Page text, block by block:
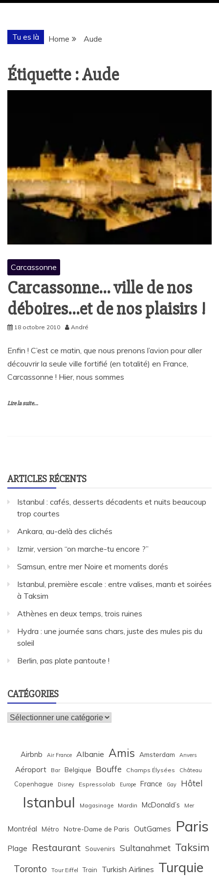
Tu es là Home Aude
Étiquette :Aude
Carcassonne
Carcassonne… ville de nos
déboires…et de nos plaisirs !
18 octobre 2010 André
Enfin ! C’est ce matin, que nous prenons l’avion pour aller
découvrir la seule ville fortifié (en totalité) en France,
Carcassonne ! Hier, nous sommes
Lire la suite...
ARTICLES RÉCENTS
Istanbul : cafés, desserts décadents et nuits beaucoup
trop courtes
Ankara, au-delà des clichés
Izmir, version “on marche-tu encore ?”
Samsun, entre mer Noire et moments dorés
Istanbul, première escale : entre valises, mantı et soirées
à Taksim
Athènes en deux temps, trois ruines
Hydra : une journée sans chars, juste des mules pis du
soleil
Berlin, pas plate pantoute !
CATÉGORIES
Catégories
Airbnb Air France Albanie Amis Amsterdam Anvers
Aéroport Bar Belgique Bouffe Champs Élysées Château
Copenhague Disney Espressolab Europe France Gay Hôtel
Istanbul Magasinage Mardin McDonald’s Mer
Montréal Métro Notre-Dame de Paris OutGames Paris
Plage Restaurant Souvenirs Sultanahmet Taksim
Toronto Tour Eiffel Train Turkish Airlines Turquie